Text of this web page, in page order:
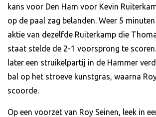
kans voor Den Ham voor Kevin
op de paal zag belanden. Weer 5
aktie van dezelfde Ruiterkamp die
staat stelde de 2-1 voorsprong te
later een struikelpartij in de Hammer
bal op het stroeve kunstgras, waarna
scoorde.
Op een voorzet van Roy Seinen, leek in